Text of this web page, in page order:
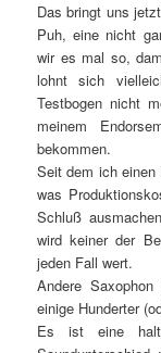
Das bringt uns
Puh, eine nicht
wir es mal so,
lohnt sich
Testbogen nicht
meinem
bekommen.
Seit dem ich
was
Schluß
wird keiner der
jeden Fall wert.
Andere
einige Hunderter
Es ist eine